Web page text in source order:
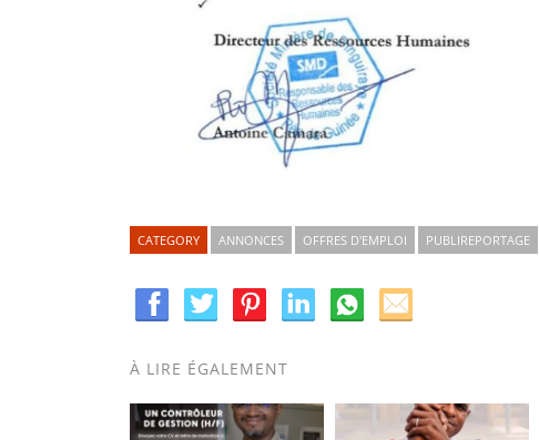
CATEGORY ANNONCES OFFRES D'EMPLOI PUBLIREPORTAGE
À LIRE ÉGALEMENT